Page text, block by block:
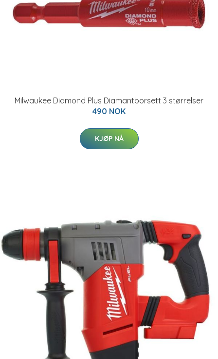
Milwaukee Diamond Plus Diamantborsett 3 størrelser
490 NOK
KJØP NÅ